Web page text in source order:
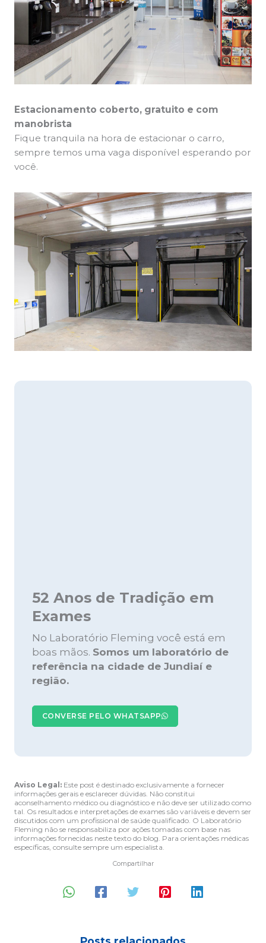
Estacionamento coberto, gratuito e com
manobrista
Fique tranquila na hora de estacionar o carro,
sempre temos uma vaga disponível esperando por
você.
52 Anos de Tradição em
Exames
No Laboratório Fleming você está em
boas mãos. Somos um laboratório de
referência na cidade de Jundiaí e
região.
CONVERSE PELO WHATSAPP
Aviso Legal:Este post é destinado exclusivamente a fornecer
informações gerais e esclarecer dúvidas. Não constitui
aconselhamento médico ou diagnóstico e não deve ser utilizado como
tal. Os resultados e interpretações de exames são variáveis e devem ser
discutidos com um profissional de saúde qualificado. O Laboratório
Fleming não se responsabiliza por ações tomadas com base nas
informações fornecidas neste texto do blog. Para orientações médicas
específicas, consulte sempre um especialista.
Compartilhar